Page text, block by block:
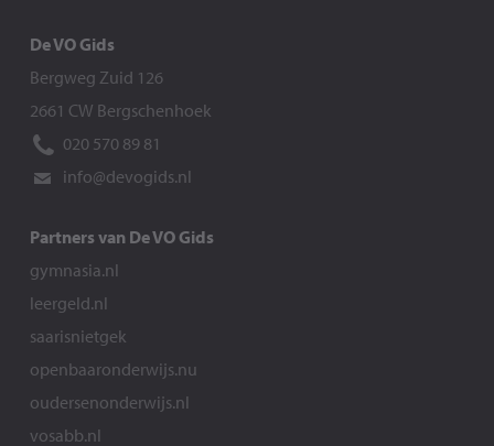
De VO Gids
Bergweg Zuid 126
2661 CW Bergschenhoek
020 570 89 81
info@devogids.nl
Partners van De VO Gids
gymnasia.nl
leergeld.nl
saarisnietgek
openbaaronderwijs.nu
oudersenonderwijs.nl
vosabb.nl